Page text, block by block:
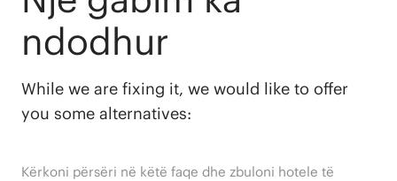
ndodhur
While we are fixing it, we would like to offer
you some alternatives:
Kërkoni përsëri në këtë faqe dhe zbuloni hotele të